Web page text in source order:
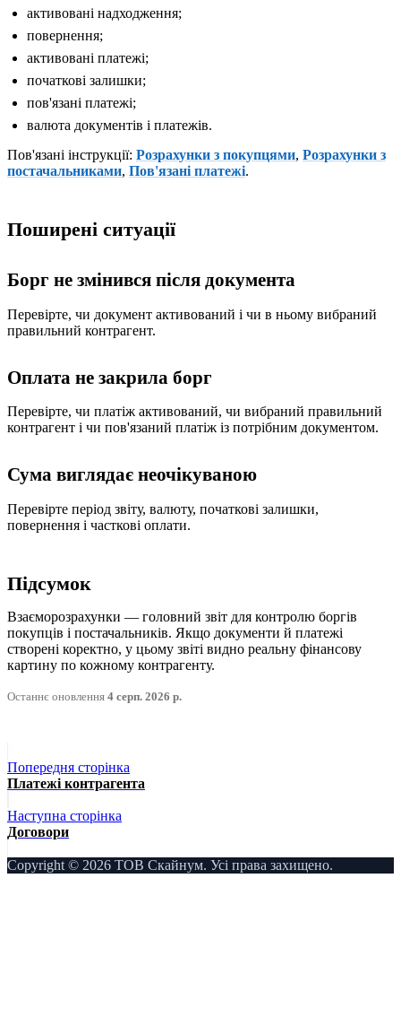
активовані надходження;
повернення;
активовані платежі;
початкові залишки;
пов'язані платежі;
валюта документів і платежів.
Пов'язані інструкції: Розрахунки з покупцями, Розрахунки з
постачальниками, Пов'язані платежі.
Поширені ситуації
Борг не змінився після документа
Перевірте, чи документ активований і чи в ньому вибраний
правильний контрагент.
Оплата не закрила борг
Перевірте, чи платіж активований, чи вибраний правильний
контрагент і чи пов'язаний платіж із потрібним документом.
Сума виглядає неочікуваною
Перевірте період звіту, валюту, початкові залишки,
повернення і часткові оплати.
Підсумок
Взаєморозрахунки — головний звіт для контролю боргів
покупців і постачальників. Якщо документи й платежі
створені коректно, у цьому звіті видно реальну фінансову
картину по кожному контрагенту.
Останнє оновлення 4 серп. 2026 р.
Попередня сторінка
Платежі контрагента
Наступна сторінка
Договори
Copyright © 2026 ТОВ Скайнум. Усі права захищено.